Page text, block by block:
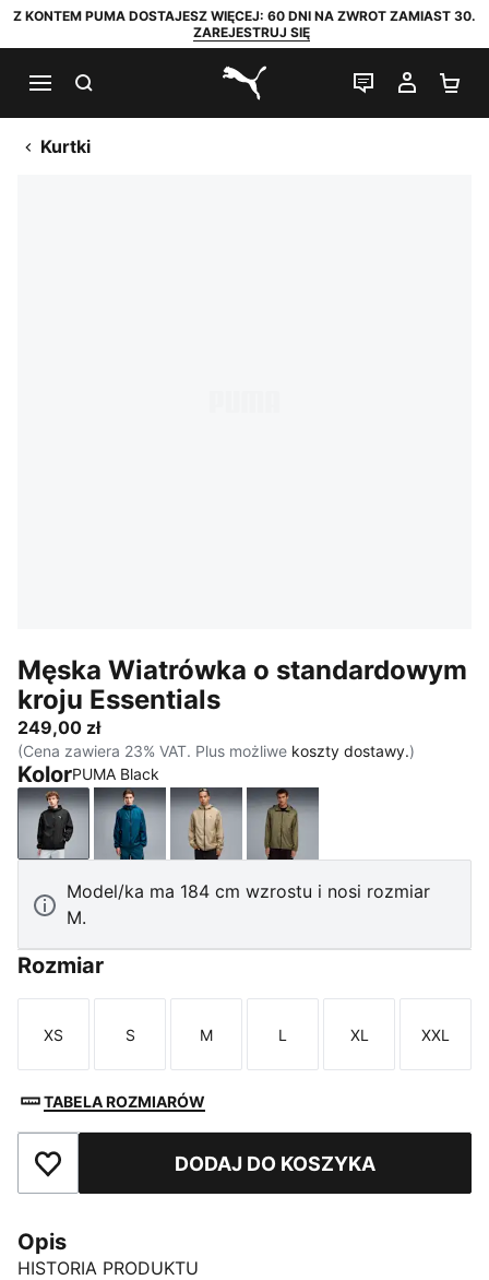
Z KONTEM PUMA DOSTAJESZ WIĘCEJ: 60 DNI NA ZWROT ZAMIAST 30.
ZAREJESTRUJ SIĘ
PUMA.com
CZAT NA
MOJE
Kurtki
Męska Wiatrówka o standardowym
kroju Essentials
249,00 zł
(Cena zawiera 23% VAT. Plus możliwe koszty dostawy.)
KolorPUMA Black
PUMA BlackMidnight PetrolIce CoffeeLoden Green
Model/ka ma 184 cm wzrostu i nosi rozmiar
M.
Rozmiar
Rozmiar
XS
Rozmiar
S
Rozmiar
M
Rozmiar
L
Rozmiar
XL XXL
TABELA ROZMIARÓW
Dodaj do ulubionychDODAJ DO KOSZYKA
Opis
HISTORIA PRODUKTU